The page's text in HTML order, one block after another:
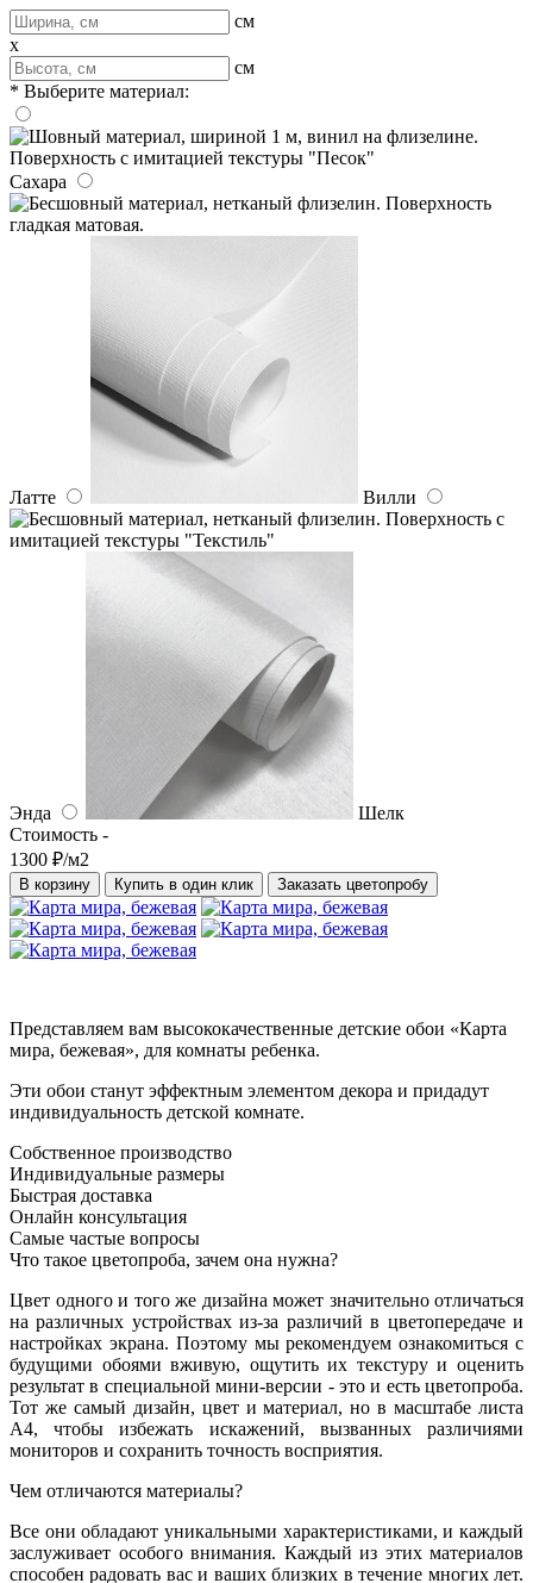
см
x
см
* Выберите материал:
Сахара
Латте Вилли
Энда
Шелк
Стоимость -
1300 ₽/м2
В корзину Купить в один клик Заказать цветопробу
Представляем вам высококачественные детские обои «Карта
мира, бежевая», для комнаты ребенка.
Эти обои станут эффектным элементом декора и придадут
индивидуальность детской комнате.
Собственное производство
Индивидуальные размеры
Быстрая доставка
Онлайн консультация
Самые частые вопросы
Что такое цветопроба, зачем она нужна?
Цвет одного и того же дизайна может значительно отличаться
на различных устройствах из-за различий в цветопередаче и
настройках экрана. Поэтому мы рекомендуем ознакомиться с
будущими обоями вживую, ощутить их текстуру и оценить
результат в специальной мини-версии - это и есть цветопроба.
Тот же самый дизайн, цвет и материал, но в масштабе листа
А4, чтобы избежать искажений, вызванных различиями
мониторов и сохранить точность восприятия.
Чем отличаются материалы?
Все они обладают уникальными характеристиками, и каждый
заслуживает особого внимания. Каждый из этих материалов
способен радовать вас и ваших близких в течение многих лет.